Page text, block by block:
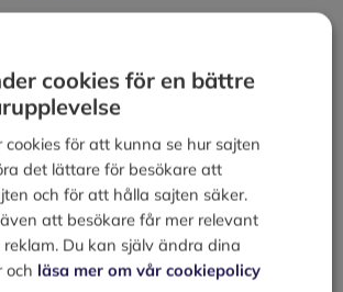
cookies för en bättre
för att kunna se hur sajten
det lättare för besökare att
och för att hålla sajten säker.
att besökare får mer relevant
reklam. Du kan själv ändra dina
och läsa mer om vår cookiepolicy